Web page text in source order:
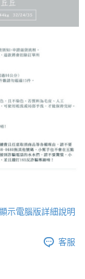
示電腦版詳細說明
客服